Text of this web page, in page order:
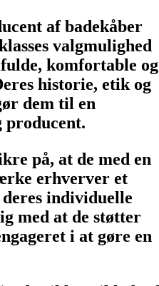
af badekåber
valgmulighed
komfortable og
historie, etik og
dem til en
på, at de med en
erhverver et
individuelle
med at de støtter
i at gøre en